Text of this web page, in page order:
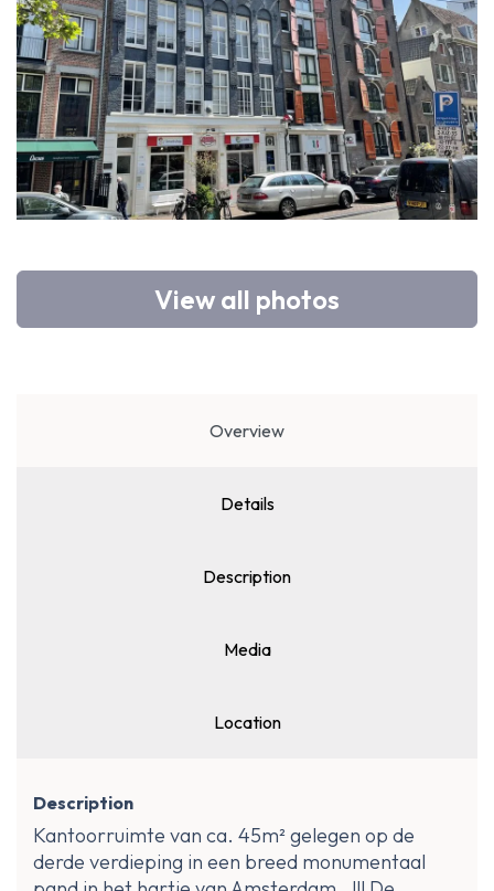
View all photos
Overview
Details
Description
Media
Location
Description
Kantoorruimte van ca. 45m² gelegen op de
derde verdieping in een breed monumentaal